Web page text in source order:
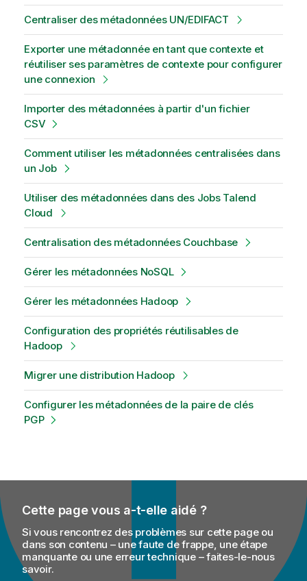
Centraliser des métadonnées UN/EDIFACT
Exporter une métadonnée en tant que contexte et
réutiliser ses paramètres de contexte pour configurer
une connexion
Importer des métadonnées à partir d'un fichier
CSV
Comment utiliser les métadonnées centralisées dans
un Job
Utiliser des métadonnées dans des Jobs Talend
Cloud
Centralisation des métadonnées Couchbase
Gérer les métadonnées NoSQL
Gérer les métadonnées Hadoop
Configuration des propriétés réutilisables de
Hadoop
Migrer une distribution Hadoop
Configurer les métadonnées de la paire de clés
PGP
Cette page vous a-t-elle aidé ?
Si vous rencontrez des problèmes sur cette page ou
dans son contenu – une faute de frappe, une étape
manquante ou une erreur technique – faites-le-nous
savoir.